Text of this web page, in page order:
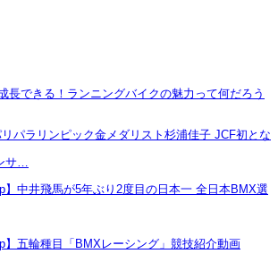
長できる！ランニングバイクの魅力って何だろう
パラリンピック金メダリスト杉浦佳子 JCF初とな
サ…
】中井飛馬が5年ぶり2度目の日本一 全日本BMX選
】五輪種目「BMXレーシング」競技紹介動画